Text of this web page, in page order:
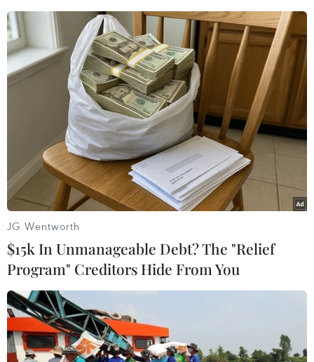
Theo dõi VietnamPlus
TIN LIÊN QUAN
JG Wentworth
$15k In Unmanageable Debt? The "Relief
Program" Creditors Hide From You